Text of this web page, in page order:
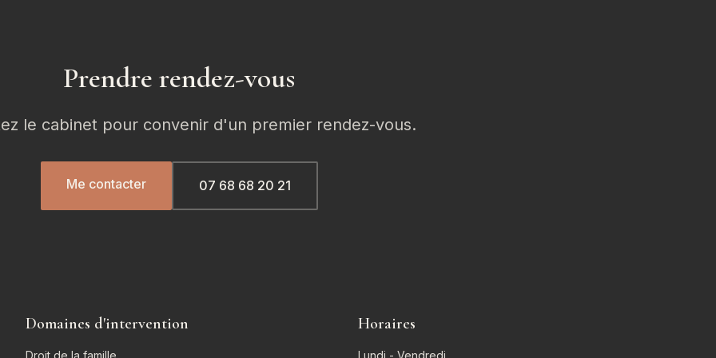
Prendre rendez-vous
le cabinet pour convenir d'un premier rendez-vous.
Me contacter 07 68 68 20 21
Domaines d'intervention
Droit de la famille
Horaires
Lundi - Vendredi